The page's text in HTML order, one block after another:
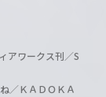
アワークス刊／S
／ＫＡＤＯＫＡ